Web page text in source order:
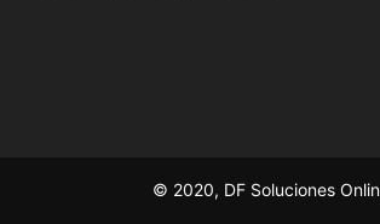
© 2020, DF Soluciones